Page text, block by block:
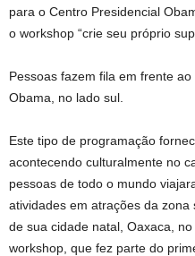
para o Centro Presidencial
o workshop “crie seu próprio
Pessoas fazem fila em frente
Obama, no lado sul.
Este tipo de programação
acontecendo culturalmente no
pessoas de todo o mundo
atividades em atrações da
de sua cidade natal, Oaxaca,
workshop, que fez parte do